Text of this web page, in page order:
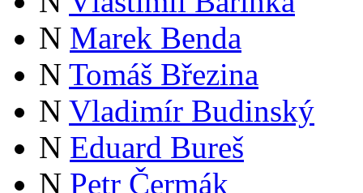
N Marek Benda
N Tomáš Březina
N Vladimír Budinský
N Eduard Bureš
N Petr Čermák